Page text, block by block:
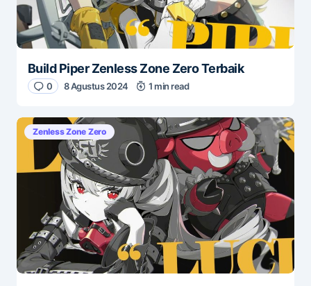
Build Piper Zenless Zone Zero Terbaik
0 8 Agustus 2024 1 min read
Zenless Zone Zero